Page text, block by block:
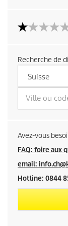
l
u
p
r
o
d
u
i
t
Recherche de
Avez-vous
FAQ: foire aux
email:
Hotline: 0844